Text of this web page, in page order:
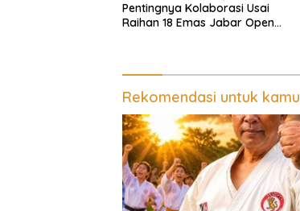
Pentingnya Kolaborasi Usai
Raihan 18 Emas Jabar Open
Rekomendasi untuk kamu